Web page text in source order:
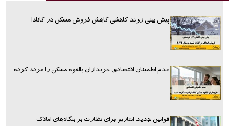
پیش بینی روند کاهشی کاهش فروش مسکن در کانادا
عدم اطمینان اقتصادی خریداران بالقوه مسکن را مردد کرده
قوانین جدید انتاریو برای نظارت بر بنگاه‌های املاک